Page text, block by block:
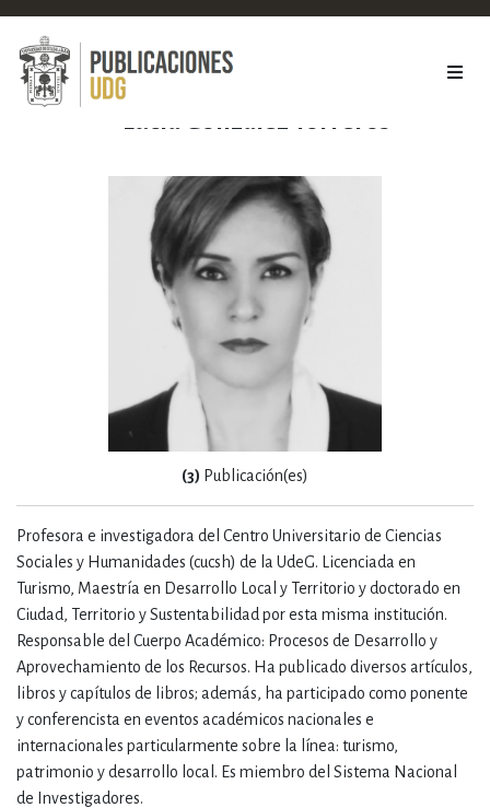
Lucía González Torreros
Profesora e investigadora del Centro Universitario de Ciencias
Sociales y Humanidades (cucsh) de la UdeG. Licenciada en
Turismo, Maestría en Desarrollo Local y Territorio y doctorado en
Ciudad, Territorio y Sustentabilidad por esta misma institución.
Responsable del Cuerpo Académico: Procesos de Desarrollo y
Aprovechamiento de los Recursos. Ha publicado diversos artículos,
libros y capítulos de libros; además, ha participado como ponente
y conferencista en eventos académicos nacionales e
internacionales particularmente sobre la línea: turismo,
patrimonio y desarrollo local. Es miembro del Sistema Nacional
de Investigadores.
(3) Publicación(es)